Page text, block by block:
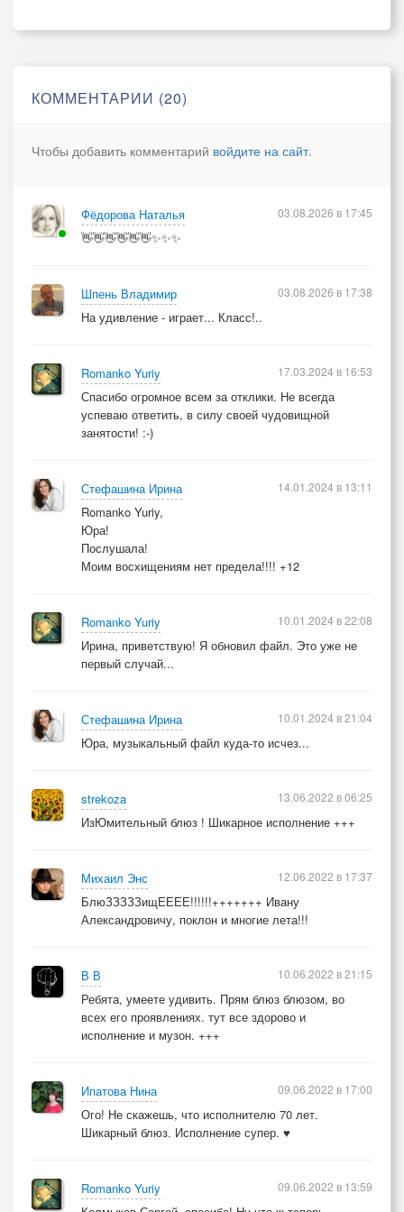
КОММЕНТАРИИ (20)
Чтобы добавить комментарий войдите на сайт.
Фёдорова Наталья
👋👋👋👋👋👋✨✨✨
03.08.2026 в 17:45
Шпень Владимир
На удивление - играет... Класс!..
03.08.2026 в 17:38
Romanko Yuriy
Спасибо огромное всем за отклики. Не всегда
успеваю ответить, в силу своей чудовищной
занятости! :-)
17.03.2024 в 16:53
Стефашина Ирина
Romanko Yuriy,
Юра!
Послушала!
Моим восхищениям нет предела!!!! +12
14.01.2024 в 13:11
Romanko Yuriy
Ирина, приветствую! Я обновил файл. Это уже не
первый случай...
10.01.2024 в 22:08
Стефашина Ирина
Юра, музыкальный файл куда-то исчез...
10.01.2024 в 21:04
strekoza
ИзЮмительный блюз ! Шикарное исполнение +++
13.06.2022 в 06:25
Михаил Энс
БлюЗЗЗЗЗищЕЕЕЕ!!!!!!+++++++ Ивану
Александровичу, поклон и многие лета!!!
12.06.2022 в 17:37
В В
Ребята, умеете удивить. Прям блюз блюзом, во
всех его проявлениях. тут все здорово и
исполнение и музон. +++
10.06.2022 в 21:15
Ипатова Нина
Ого! Не скажешь, что исполнителю 70 лет.
Шикарный блюз. Исполнение супер. ♥
09.06.2022 в 17:00
Romanko Yuriy
09.06.2022 в 13:59